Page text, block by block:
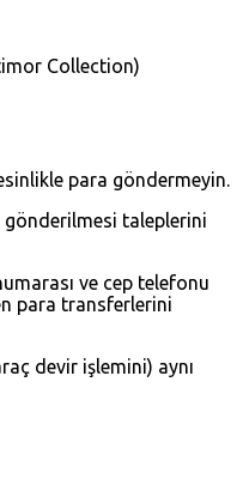
Collection)
para göndermeyin.
taleplerini
ve cep telefonu
para transferlerini
devir işlemini) aynı